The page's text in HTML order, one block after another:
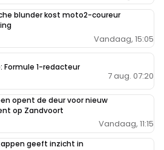
blunder kost moto2-coureur
Vandaag, 15:05
Formule 1-redacteur
7 aug. 07:20
opent de deur voor nieuw
op Zandvoort
Vandaag, 11:15
geeft inzicht in